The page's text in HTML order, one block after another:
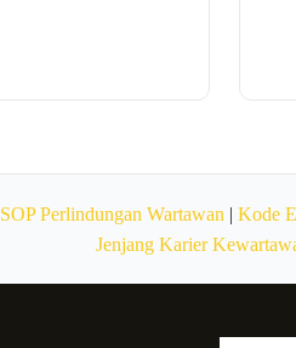
SOP Perlindungan Wartawan Kode
Jenjang Karier